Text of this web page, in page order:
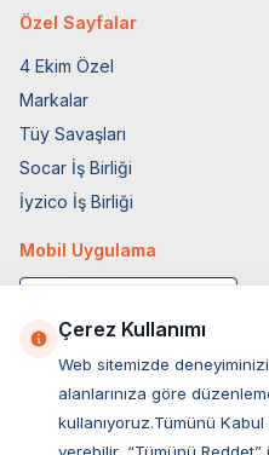
Özel Sayfalar
4 Ekim Özel
Markalar
Tüy Savaşları
Socar İş Birliği
İyzico İş Birliği
Mobil Uygulama
Çerez Kullanımı
Web sitemizde
alanlarınıza göre
kullanıyoruz.Tümünü